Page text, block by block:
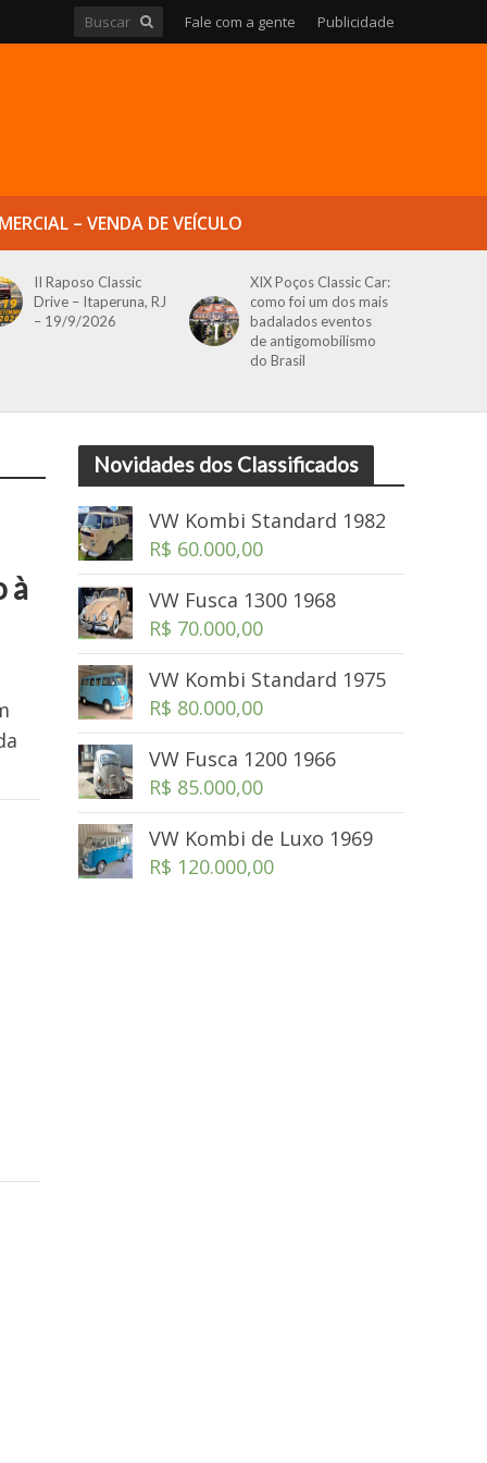
Fale com a gente Publicidade
– VENDA DE VEÍCULO
II Raposo Classic
Drive – Itaperuna, RJ
– 19/9/2026
XIX Poços Classic Car:
como foi um dos mais
badalados eventos
de antigomobilismo
do Brasil
à
Novidades dos Classificados
VW Kombi Standard 1982
R$ 60.000,00
VW Fusca 1300 1968
R$ 70.000,00
VW Kombi Standard 1975
R$ 80.000,00
VW Fusca 1200 1966
R$ 85.000,00
VW Kombi de Luxo 1969
R$ 120.000,00